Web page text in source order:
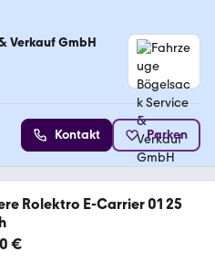
Verkauf GmbH
Kontakt Parken
Rolektro E-Carrier 01 25
€